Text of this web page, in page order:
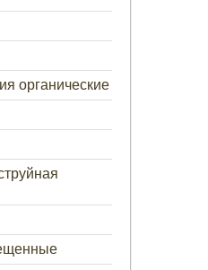
органические